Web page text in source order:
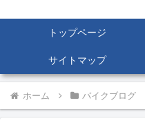
トップページ
サイトマップ
ホーム バイクブログ